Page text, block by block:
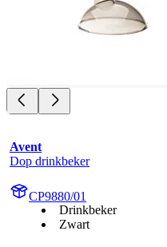
Avent
Dop drinkbeker
CP9880/01
Drinkbeker
Zwart